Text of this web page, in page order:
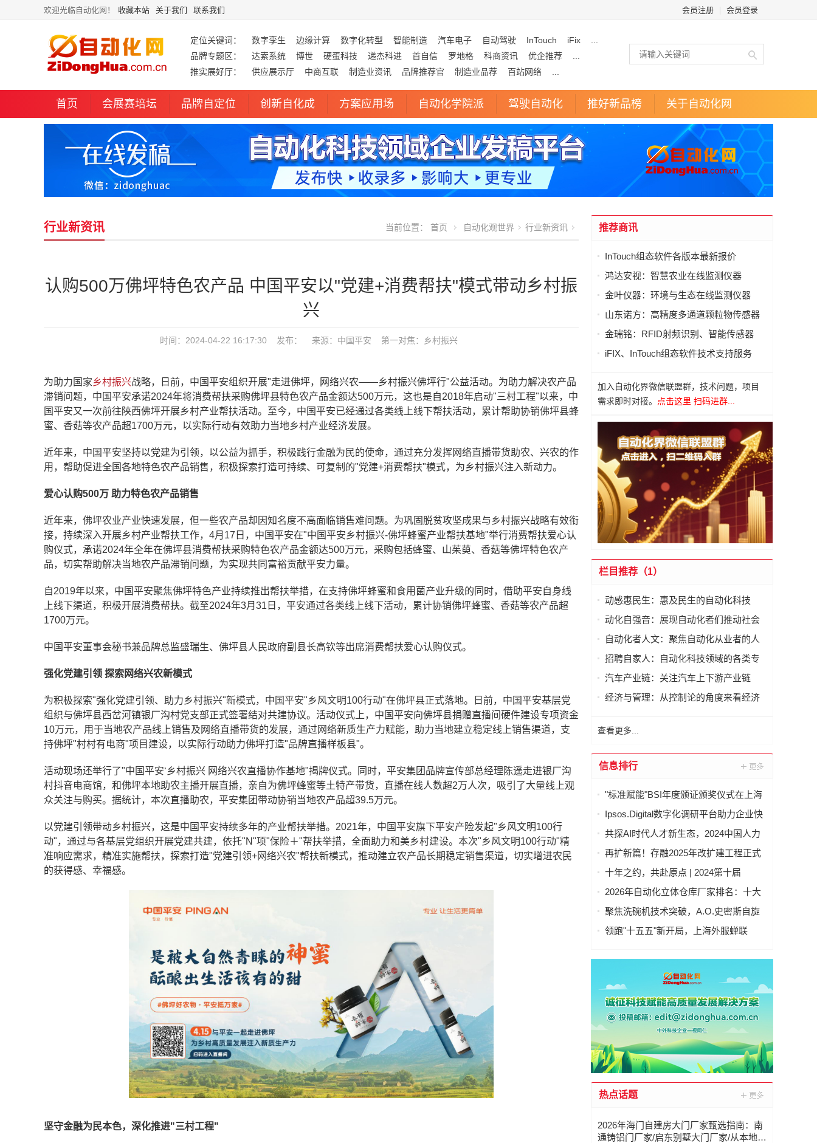
欢迎光临自动化网！ 收藏本站 关于我们 联系我们 会员注册 会员登录
定位关键词： 数字孪生 边缘计算 数字化转型 智能制造 汽车电子 自动驾驶 InTouch iFix
品牌专题区：
达索系统 博世 硬蛋科技 递杰科进 首自信 罗地格 科商资讯 优企推荐
推实展好厅：
供应展示厅 中商互联 制造业资讯 品牌推荐官 制造业品荐 百站网络
首页 会展赛培坛 品牌自定位 创新自化成 方案应用场 自动化学院派 驾驶自动化 推好新品榜 关于自动化网
行业新资讯 当前位置： 首页 自动化观世界 行业新资讯
认购500万佛坪特色农产品 中国平安以"党建+消费帮扶"模式带动乡村振
兴
时间：2024-04-22 16:17:30 发布： 来源：中国平安 第一对焦： 乡村振兴
为助力国家乡村振兴战略，日前，中国平安组织开展"走进佛坪，网络兴农——乡村振兴佛坪行"公益活动。为助力解决农产品
滞销问题，中国平安承诺2024年将消费帮扶采购佛坪县特色农产品金额达500万元，这也是自2018年启动"三村工程"以来，中
国平安又一次前往陕西佛坪开展乡村产业帮扶活动。至今，中国平安已经通过各类线上线下帮扶活动，累计帮助协销佛坪县蜂
蜜、香菇等农产品超1700万元，以实际行动有效助力当地乡村产业经济发展。
近年来，中国平安坚持以党建为引领，以公益为抓手，积极践行金融为民的使命，通过充分发挥网络直播带货助农、兴农的作
用，帮助促进全国各地特色农产品销售，积极探索打造可持续、可复制的"党建+消费帮扶"模式，为乡村振兴注入新动力。
爱心认购500万 助力特色农产品销售
近年来，佛坪农业产业快速发展，但一些农产品却因知名度不高面临销售难问题。为巩固脱贫攻坚成果与乡村振兴战略有效衔
接，持续深入开展乡村产业帮扶工作，4月17日，中国平安在"中国平安乡村振兴-佛坪蜂蜜产业帮扶基地"举行消费帮扶爱心认
购仪式，承诺2024年全年在佛坪县消费帮扶采购特色农产品金额达500万元，采购包括蜂蜜、山茱萸、香菇等佛坪特色农产
品，切实帮助解决当地农产品滞销问题，为实现共同富裕贡献平安力量。
自2019年以来，中国平安聚焦佛坪特色产业持续推出帮扶举措，在支持佛坪蜂蜜和食用菌产业升级的同时，借助平安自身线
上线下渠道，积极开展消费帮扶。截至2024年3月31日，平安通过各类线上线下活动，累计协销佛坪蜂蜜、香菇等农产品超
1700万元。
中国平安董事会秘书兼品牌总监盛瑞生、佛坪县人民政府副县长高钦等出席消费帮扶爱心认购仪式。
强化党建引领 探索网络兴农新模式
为积极探索"强化党建引领、助力乡村振兴"新模式，中国平安"乡风文明100行动"在佛坪县正式落地。日前，中国平安基层党
组织与佛坪县西岔河镇银厂沟村党支部正式签署结对共建协议。活动仪式上，中国平安向佛坪县捐赠直播间硬件建设专项资金
10万元，用于当地农产品线上销售及网络直播带货的发展，通过网络新质生产力赋能，助力当地建立稳定线上销售渠道，支
持佛坪"村村有电商"项目建设，以实际行动助力佛坪打造"品牌直播样板县"。
活动现场还举行了"中国平安‘乡村振兴 网络兴农直播协作基地"揭牌仪式。同时，平安集团品牌宣传部总经理陈遥走进银厂沟
村抖音电商馆，和佛坪本地助农主播开展直播，亲自为佛坪蜂蜜等土特产带货，直播在线人数超2万人次，吸引了大量线上观
众关注与购买。据统计，本次直播助农，平安集团带动协销当地农产品超39.5万元。
以党建引领带动乡村振兴，这是中国平安持续多年的产业帮扶举措。2021年，中国平安旗下平安产险发起"乡风文明100行
动"，通过与各基层党组织开展党建共建，依托"N"项"保险＋"帮扶举措，全面助力和美乡村建设。本次"乡风文明100行动"精
准响应需求，精准实施帮扶，探索打造"党建引领+网络兴农"帮扶新模式，推动建立农产品长期稳定销售渠道，切实增进农民
的获得感、幸福感。
坚守金融为民本色，深化推进"三村工程"
推荐商讯
InTouch组态软件各版本最新报价
鸿达安视：智慧农业在线监测仪器
金叶仪器：环境与生态在线监测仪器
山东诺方：高精度多通道颗粒物传感器
金瑞铭：RFID射频识别、智能传感器
iFIX、InTouch组态软件技术支持服务
加入自动化界微信联盟群，技术问题，项目
需求即时对接。
点击这里 扫码进群...
栏目推荐（1）
动感惠民生：惠及民生的自动化科技
动化自强音：展现自动化者们推动社会
进步发出的响亮声音
自动化者人文：聚焦自动化从业者的人
文思考
招聘自家人：自动化科技领域的各类专
家及人才需求资讯
汽车产业链：关注汽车上下游产业链
经济与管理：从控制论的角度来看经济
查看更多...
信息排行
"标准赋能"BSI年度颁证颁奖仪式在上海
举行
Ipsos.Digital数字化调研平台助力企业快
速洞察全球
共探AI时代人才新生态，2024中国人力
资本发展大会成功举办
再扩新篇！存融2025年改扩建工程正式
竣工投产
十年之约，共赴原点 | 2024第十届
GDMS全球数字营销峰会完美收官
2026年自动化立体仓库厂家排名：十大
供应商综合实力盘点与选型指南
聚焦洗碗机技术突破，A.O.史密斯自旋
式洁霸洗碗机引领新潮流
领跑"十五五"新开局，上海外服蝉联
首
热点话题
2026年海门自建房大门厂家甄选指南：南
通铸铝门厂家/启东别墅大门厂家/从本地服